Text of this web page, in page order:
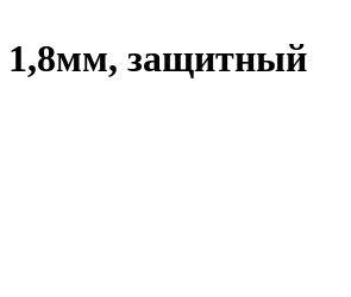
1,8мм, защитный